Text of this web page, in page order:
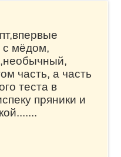
с мёдом,
часть, а часть
теста в
пряники и